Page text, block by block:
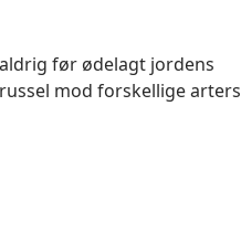
før ødelagt jordens
mod forskellige arters